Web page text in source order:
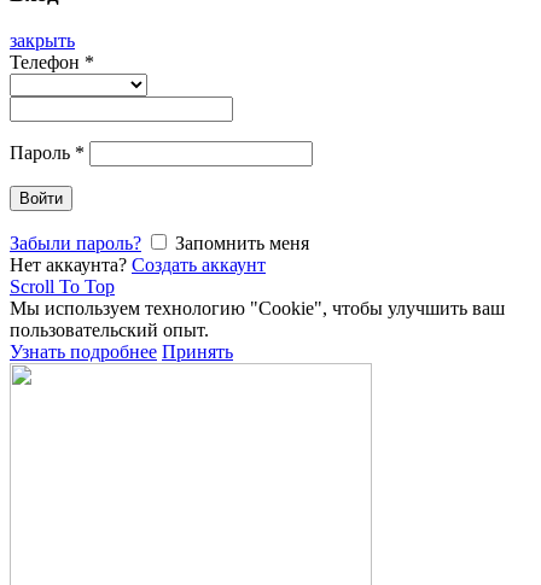
закрыть
Телефон *
Пароль *
Войти
Забыли пароль?
Запомнить меня
Нет аккаунта? Создать аккаунт
Scroll To Top
Мы используем технологию "Cookie", чтобы улучшить ваш
пользовательский опыт.
Узнать подробнее Принять